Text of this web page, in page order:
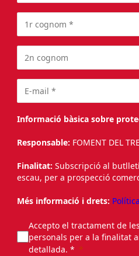
Informació bàsica sobre
Responsable: FOMENT DEL
Finalitat: Subscripció al
escau, per a prospecció
Més informació i drets:
Accepto el tractament de
personals per a la finalitat
detallada. *